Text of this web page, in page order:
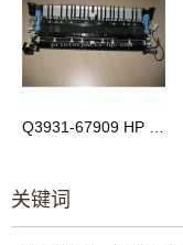
Q3931-67909 HP CP6015登机组件
关键词